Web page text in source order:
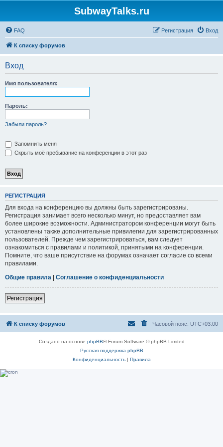
SubwayTalks.ru
FAQ Вход
Регистрация
К списку форумов
Вход
Имя пользователя:
Пароль:
Забыли пароль?
Запомнить меня
Скрыть моё пребывание на конференции в этот раз
РЕГИСТРАЦИЯ
Для входа на конференцию вы должны быть зарегистрированы.
Регистрация занимает всего несколько минут, но предоставляет вам
более широкие возможности. Администратором конференции могут быть
установлены также дополнительные привилегии для зарегистрированных
пользователей. Прежде чем зарегистрироваться, вам следует
ознакомиться с правилами и политикой, принятыми на конференции.
Помните, что ваше присутствие на форумах означает согласие со всеми
правилами.
Общие правила | Соглашение о конфиденциальности
Регистрация
К списку форумов Часовой пояс: UTC+03:00
Создано на основе phpBB® Forum Software © phpBB Limited
Русская поддержка phpBB
Конфиденциальность| Правила